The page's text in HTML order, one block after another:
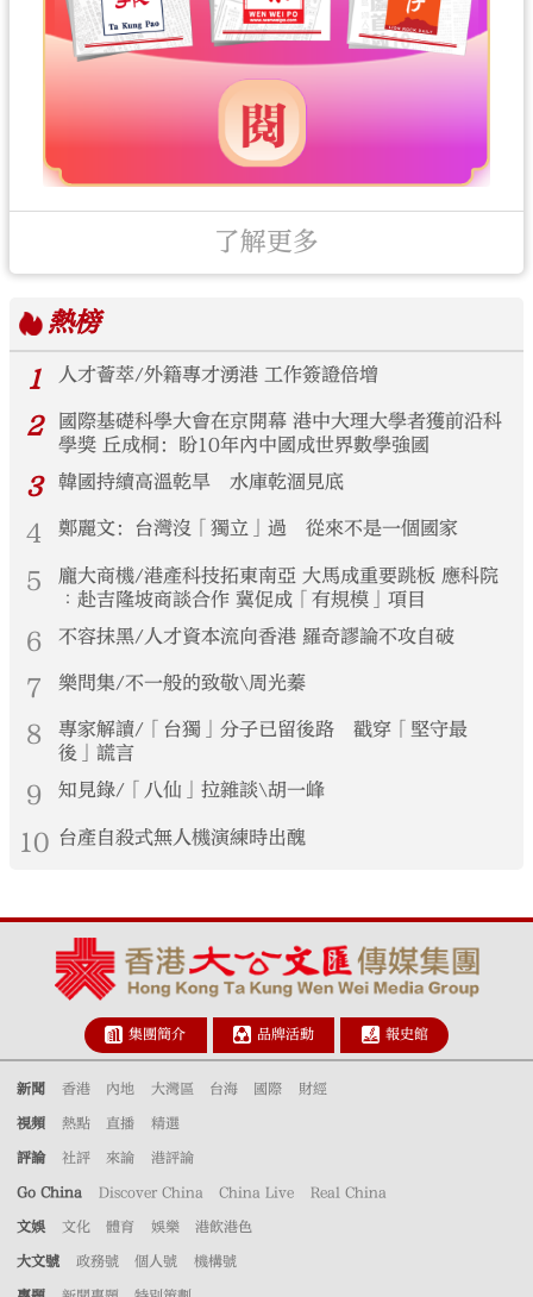
了解更多
熱榜
1
人才薈萃/外籍專才湧港 工作簽證倍增
2
國際基礎科學大會在京開幕 港中大理大學者獲前沿科
學獎 丘成桐：盼10年內中國成世界數學強國
3 韓國持續高溫乾旱 水庫乾涸見底
4 鄭麗文：台灣沒「獨立」過 從來不是一個國家
5
龐大商機/港產科技拓東南亞 大馬成重要跳板 應科院
︰赴吉隆坡商談合作 冀促成「有規模」項目
6 不容抹黑/人才資本流向香港 羅奇謬論不攻自破
7 樂問集/不一般的致敬\周光蓁
8
專家解讀/「台獨」分子已留後路 戳穿「堅守最
後」謊言
9 知見錄/「八仙」拉雜談\胡一峰
10 台產自殺式無人機演練時出醜
集團簡介 品牌活動 報史館
新聞 香港 內地 大灣區 台海 國際 財經
視頻 熱點 直播 精選
評論 社評 來論 港評論
Go China Discover China China Live Real China
文娛 文化 體育 娛樂 港飲港色
大文號 政務號 個人號 機構號